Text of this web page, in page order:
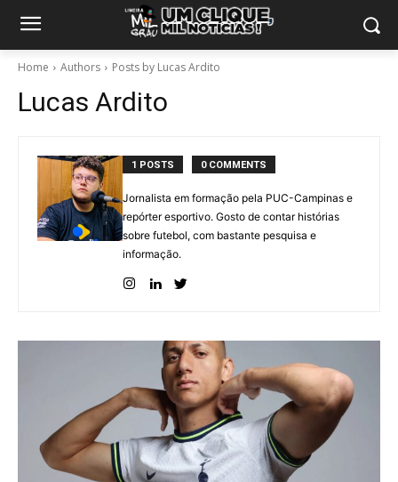
Home Authors Posts by Lucas Ardito
Lucas Ardito
1 POSTS 0 COMMENTS
Jornalista em formação pela PUC-Campinas e
repórter esportivo. Gosto de contar histórias
sobre futebol, com bastante pesquisa e
informação.